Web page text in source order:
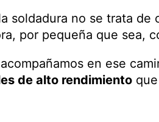
soldadura no se trata de
por pequeña que sea,
acompañamos en ese
de alto rendimiento